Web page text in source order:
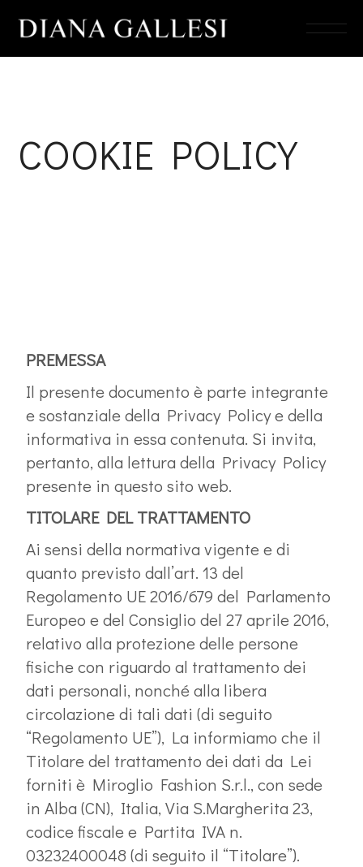
COOKIE POLICY
PREMESSA
Il presente documento è parte integrante
e sostanziale della Privacy Policy e della
informativa in essa contenuta. Si invita,
pertanto, alla lettura della Privacy Policy
presente in questo sito web.
TITOLARE DEL TRATTAMENTO
Ai sensi della normativa vigente e di
quanto previsto dall’art. 13 del
Regolamento UE 2016/679 del Parlamento
Europeo e del Consiglio del 27 aprile 2016,
relativo alla protezione delle persone
fisiche con riguardo al trattamento dei
dati personali, nonché alla libera
circolazione di tali dati (di seguito
“Regolamento UE”), La informiamo che il
Titolare del trattamento dei dati da Lei
forniti è Miroglio Fashion S.r.l., con sede
in Alba (CN), Italia, Via S.Margherita 23,
codice fiscale e Partita IVA n.
03232400048 (di seguito il “Titolare”).